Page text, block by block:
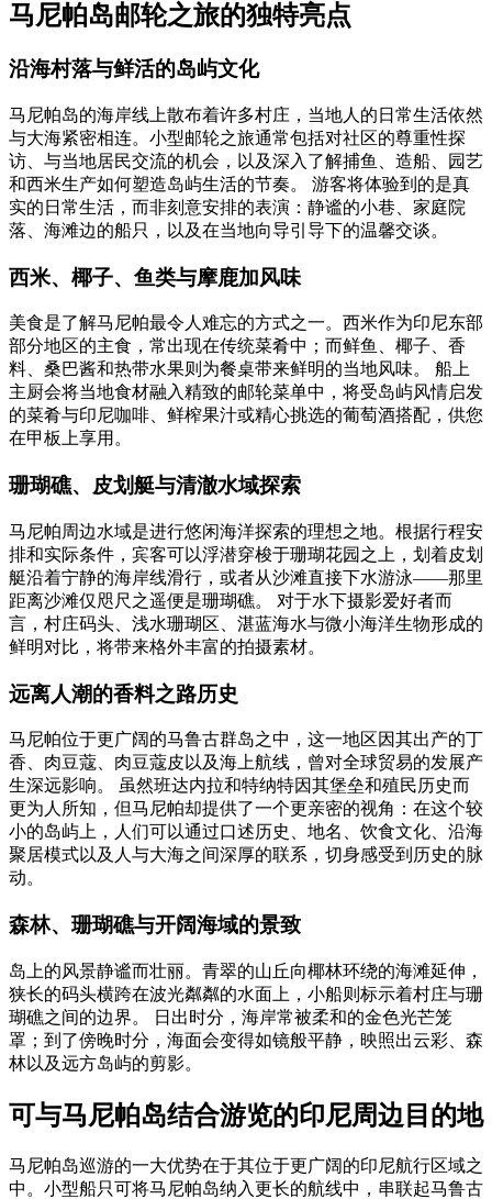
马尼帕岛邮轮之旅的独特亮点
沿海村落与鲜活的岛屿文化
马尼帕岛的海岸线上散布着许多村庄，当地人的日常生活依然
与大海紧密相连。小型邮轮之旅通常包括对社区的尊重性探
访、与当地居民交流的机会，以及深入了解捕鱼、造船、园艺
和西米生产如何塑造岛屿生活的节奏。 游客将体验到的是真
实的日常生活，而非刻意安排的表演：静谧的小巷、家庭院
落、海滩边的船只，以及在当地向导引导下的温馨交谈。
西米、椰子、鱼类与摩鹿加风味
美食是了解马尼帕最令人难忘的方式之一。西米作为印尼东部
部分地区的主食，常出现在传统菜肴中；而鲜鱼、椰子、香
料、桑巴酱和热带水果则为餐桌带来鲜明的当地风味。 船上
主厨会将当地食材融入精致的邮轮菜单中，将受岛屿风情启发
的菜肴与印尼咖啡、鲜榨果汁或精心挑选的葡萄酒搭配，供您
在甲板上享用。
珊瑚礁、皮划艇与清澈水域探索
马尼帕周边水域是进行悠闲海洋探索的理想之地。根据行程安
排和实际条件，宾客可以浮潜穿梭于珊瑚花园之上，划着皮划
艇沿着宁静的海岸线滑行，或者从沙滩直接下水游泳——那里
距离沙滩仅咫尺之遥便是珊瑚礁。 对于水下摄影爱好者而
言，村庄码头、浅水珊瑚区、湛蓝海水与微小海洋生物形成的
鲜明对比，将带来格外丰富的拍摄素材。
远离人潮的香料之路历史
马尼帕位于更广阔的马鲁古群岛之中，这一地区因其出产的丁
香、肉豆蔻、肉豆蔻皮以及海上航线，曾对全球贸易的发展产
生深远影响。 虽然班达内拉和特纳特因其堡垒和殖民历史而
更为人所知，但马尼帕却提供了一个更亲密的视角：在这个较
小的岛屿上，人们可以通过口述历史、地名、饮食文化、沿海
聚居模式以及人与大海之间深厚的联系，切身感受到历史的脉
动。
森林、珊瑚礁与开阔海域的景致
岛上的风景静谧而壮丽。青翠的山丘向椰林环绕的海滩延伸，
狭长的码头横跨在波光粼粼的水面上，小船则标示着村庄与珊
瑚礁之间的边界。 日出时分，海岸常被柔和的金色光芒笼
罩；到了傍晚时分，海面会变得如镜般平静，映照出云彩、森
林以及远方岛屿的剪影。
可与马尼帕岛结合游览的印尼周边目的地
马尼帕岛巡游的一大优势在于其位于更广阔的印尼航行区域之
中。小型船只可将马尼帕岛纳入更长的航线中，串联起马鲁古